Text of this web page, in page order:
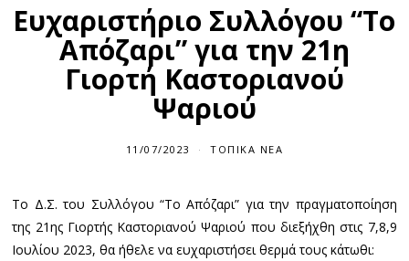
Ευχαριστήριο Συλλόγου “To
Απόζαρι” για την 21η
Γιορτή Καστοριανού
Ψαριού
11/07/2023 ΤΟΠΙΚΆ ΝΈΑ
Το Δ.Σ. του Συλλόγου “Το Απόζαρι” για την πραγματοποίηση
της 21ης Γιορτής Καστοριανού Ψαριού που διεξήχθη στις 7,8,9
Ιουλίου 2023, θα ήθελε να ευχαριστήσει θερμά τους κάτωθι: